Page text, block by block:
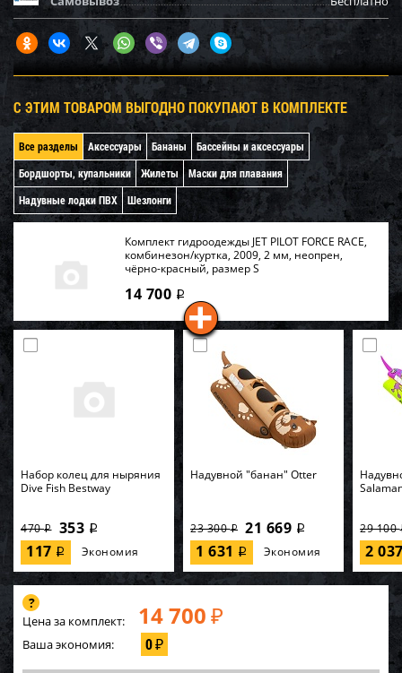
С ЭТИМ ТОВАРОМ ВЫГОДНО ПОКУПАЮТ В КОМПЛЕКТЕ
Все разделы Аксессуары Бананы
Бассейны и аксессуары
Бордшорты, купальники
Жилеты
Маски для плавания
Надувные лодки ПВХ
Шезлонги
Комплект гидроодежды JET PILOT FORCE RACE,
комбинезон/куртка, 2009, 2 мм, неопрен,
чёрно-красный, размер S
14 700 i
Набор колец для ныряния
Dive Fish Bestway
470i 353 i
117 i Экономия
Надувной "банан" Otter
23 300i 21 669 i
1 631 i Экономия
29 100
2
Цена за комплект: 14 700 ₽
Ваша экономия: 0₽